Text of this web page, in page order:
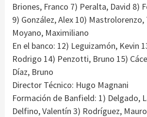
Briones, Franco 7) Peralta, David 8)
9) González, Alex 10)
Moyano, Maximiliano
En el banco: 12) Leguizamón, Kevin
Rodrigo 14) Penzotti, Bruno 15)
Díaz, Bruno
Director Técnico: Hugo Magnani
Formación de Banfield: 1) Delgado,
Delfino, Valentín 3) Rodríguez,